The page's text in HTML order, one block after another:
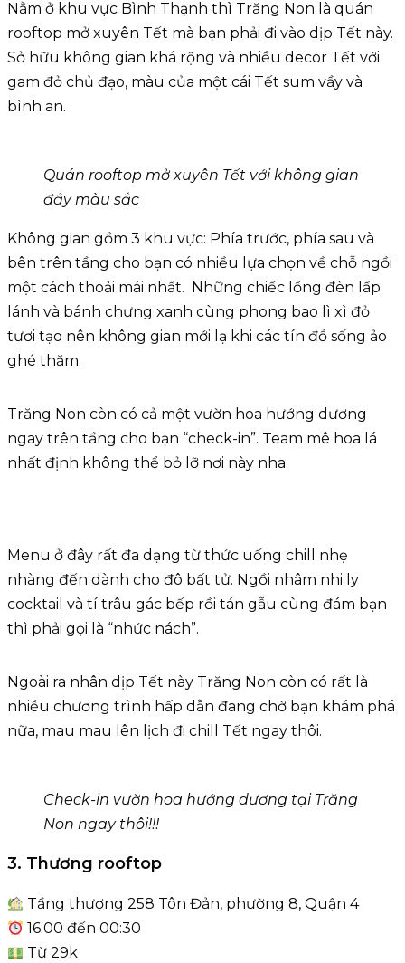
Nằm ở khu vực Bình Thạnh thì Trăng Non là quán
rooftop mở xuyên Tết mà bạn phải đi vào dịp Tết này.
Sở hữu không gian khá rộng và nhiều decor Tết với
gam đỏ chủ đạo, màu của một cái Tết sum vầy và
bình an.
Quán rooftop mở xuyên Tết với không gian
đầy màu sắc
Không gian gồm 3 khu vực: Phía trước, phía sau và
bên trên tầng cho bạn có nhiều lựa chọn về chỗ ngồi
một cách thoải mái nhất. Những chiếc lồng đèn lấp
lánh và bánh chưng xanh cùng phong bao lì xì đỏ
tươi tạo nên không gian mới lạ khi các tín đồ sống ảo
ghé thăm.
Trăng Non còn có cả một vườn hoa hướng dương
ngay trên tầng cho bạn “check-in”. Team mê hoa lá
nhất định không thể bỏ lỡ nơi này nha.
Menu ở đây rất đa dạng từ thức uống chill nhẹ
nhàng đến dành cho đô bất tử. Ngồi nhâm nhi ly
cocktail và tí trâu gác bếp rồi tán gẫu cùng đám bạn
thì phải gọi là “nhức nách”.
Ngoài ra nhân dịp Tết này Trăng Non còn có rất là
nhiều chương trình hấp dẫn đang chờ bạn khám phá
nữa, mau mau lên lịch đi chill Tết ngay thôi.
Check-in vườn hoa hướng dương tại Trăng
Non ngay thôi!!!
3. Thương rooftop
Tầng thượng 258 Tôn Đản, phường 8, Quận 4
16:00 đến 00:30
Từ 29k